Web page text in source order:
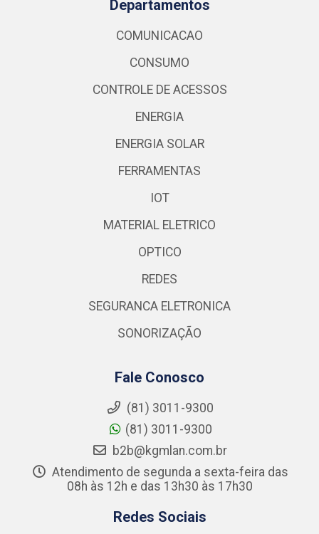
Departamentos
COMUNICACAO
CONSUMO
CONTROLE DE ACESSOS
ENERGIA
ENERGIA SOLAR
FERRAMENTAS
IOT
MATERIAL ELETRICO
OPTICO
REDES
SEGURANCA ELETRONICA
SONORIZAÇÃO
Fale Conosco
(81) 3011-9300
(81) 3011-9300
b2b@kgmlan.com.br
Atendimento de segunda a sexta-feira das
08h às 12h e das 13h30 às 17h30
Redes Sociais